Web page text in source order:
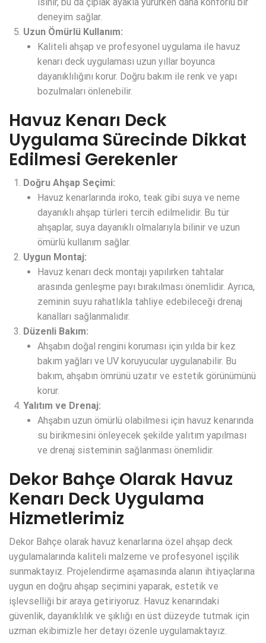
ısınır, bu da çıplak ayakla yürürken daha konforlu bir
deneyim sağlar.
Uzun Ömürlü Kullanım:
Kaliteli ahşap ve profesyonel uygulama ile havuz
kenarı deck uygulaması uzun yıllar boyunca
dayanıklılığını korur. Doğru bakım ile renk ve yapı
bozulmaları önlenebilir.
Havuz Kenarı Deck
Uygulama Sürecinde Dikkat
Edilmesi Gerekenler
Doğru Ahşap Seçimi:
Havuz kenarlarında iroko, teak gibi suya ve neme
dayanıklı ahşap türleri tercih edilmelidir. Bu tür
ahşaplar, suya dayanıklı olmalarıyla bilinir ve uzun
ömürlü kullanım sağlar.
Uygun Montaj:
Havuz kenarı deck montajı yapılırken tahtalar
arasında genleşme payı bırakılması önemlidir. Ayrıca,
zeminin suyu rahatlıkla tahliye edebileceği drenaj
kanalları sağlanmalıdır.
Düzenli Bakım:
Ahşabın doğal rengini koruması için yılda bir kez
bakım yağları ve UV koruyucular uygulanabilir. Bu
bakım, ahşabın ömrünü uzatır ve estetik görünümünü
korur.
Yalıtım ve Drenaj:
Ahşabın uzun ömürlü olabilmesi için havuz kenarında
su birikmesini önleyecek şekilde yalıtım yapılması
ve drenaj sisteminin sağlanması önemlidir.
Dekor Bahçe Olarak Havuz
Kenarı Deck Uygulama
Hizmetlerimiz
Dekor Bahçe olarak havuz kenarlarına özel ahşap deck
uygulamalarında kaliteli malzeme ve profesyonel işçilik
sunmaktayız. Projelendirme aşamasında alanın ihtiyaçlarına
uygun en doğru ahşap seçimini yaparak, estetik ve
işlevselliği bir araya getiriyoruz. Havuz kenarındaki
güvenlik, dayanıklılık ve şıklığı en üst düzeyde tutmak için
uzman ekibimizle her detayı özenle uygulamaktayız.